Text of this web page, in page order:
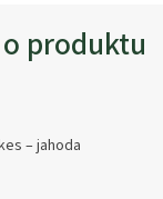
produktu
– jahoda